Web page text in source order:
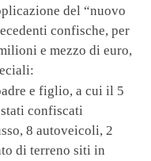
del “nuovo
confische, per
e mezzo di euro,
e figlio, a cui il 5
confiscati
8 autoveicoli, 2
di terreno siti in